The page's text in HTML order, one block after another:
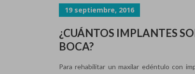
19 septiembre, 2016
¿CUÁNTOS IMPLANTES
BOCA?
Para rehabilitar un maxilar edéntulo con